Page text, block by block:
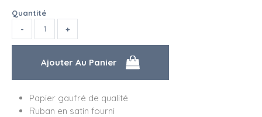
Quantité
Papier gaufré de qualité
Ruban en satin fourni